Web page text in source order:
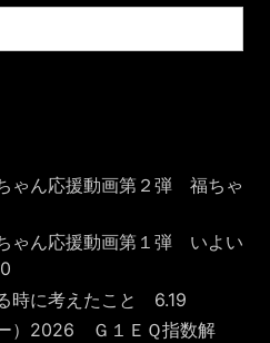
ゃん応援動画第２弾 福ちゃ
ゃん応援動画第１弾 いよい
時に考えたこと 6.19
）2026 Ｇ１ＥＱ指数解